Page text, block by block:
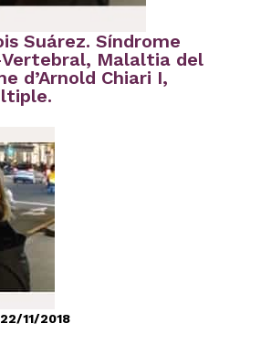
Suárez. Síndrome
Malaltia del
d’Arnold Chiari I,
11/2018